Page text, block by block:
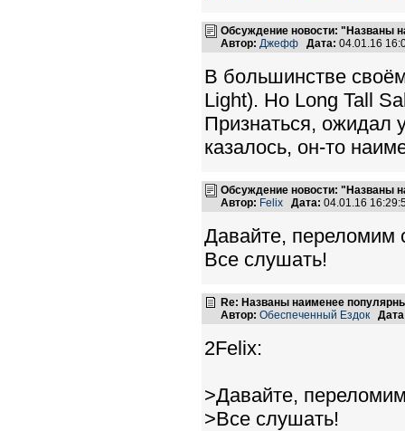
Обсуждение новости: "Названы
Автор: Джефф Дата: 04.01.16
В большинстве
Light). Но Long Tall
Признаться, ожидал
казалось, он-то
Обсуждение новости: "Названы
Автор: Felix Дата: 04.01.16
Давайте, переломим
Все слушать!
Re: Названы наименее
Автор: Обеспеченный Ездок
2Felix:
>Давайте,
>Все слушать!